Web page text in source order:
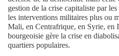
gestion de la crise capitaliste par
les interventions militaires plus ou
Mali, en Centrafrique, en Syrie, en
bourgeoisie gère la crise en
quartiers populaires.